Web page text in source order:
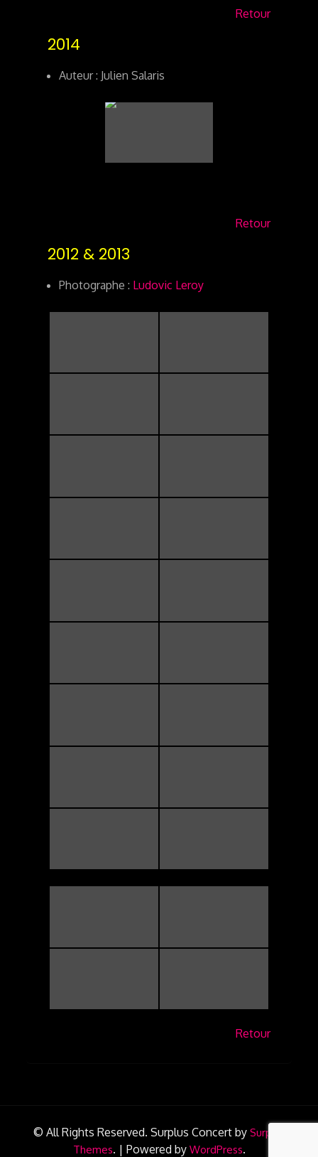
Retour
2014
Auteur : Julien Salaris
Retour
2012 & 2013
Photographe : Ludovic Leroy
Retour
© All Rights Reserved. Surplus Concert by Surplus
Themes. | Powered by WordPress.